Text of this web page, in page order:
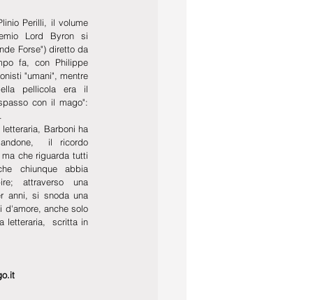
Perilli, il volume
Lord Byron si
Forse") diretto da
fa, con Philippe
"umani", mentre
pellicola era il
con il mago":
Barboni ha
il ricordo
che riguarda tutti
chiunque abbia
attraverso una
anni, si snoda una
d'amore, anche solo
letteraria,  scritta in